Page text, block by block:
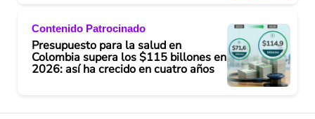
Contenido Patrocinado
Presupuesto para la salud en
Colombia supera los $115 billones en
2026: así ha crecido en cuatro años